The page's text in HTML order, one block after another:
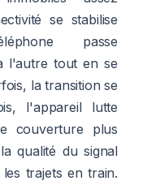
se stabilise
passe
l'autre tout en se
la transition se
l'appareil lutte
couverture plus
qualité du signal
trajets en train.